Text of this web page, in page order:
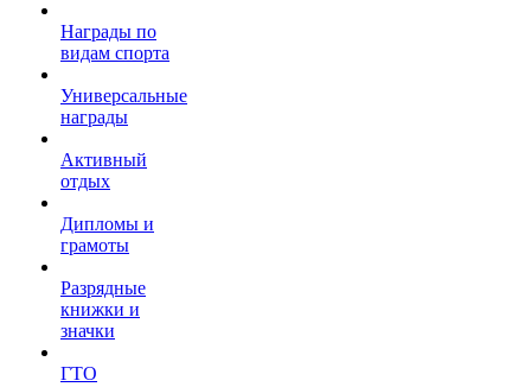
Награды по
видам спорта
Универсальные
награды
Активный
отдых
Дипломы и
грамоты
Разрядные
книжки и
значки
ГТО